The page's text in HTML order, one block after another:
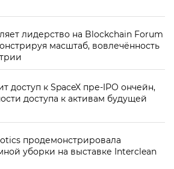
лидерство на Blockchain Forum
масштаб, вовлечённость
доступ к SpaceX пре-IPO ончейн,
доступа к активам будущей
продемонстрировала
уборки на выставке Interclean